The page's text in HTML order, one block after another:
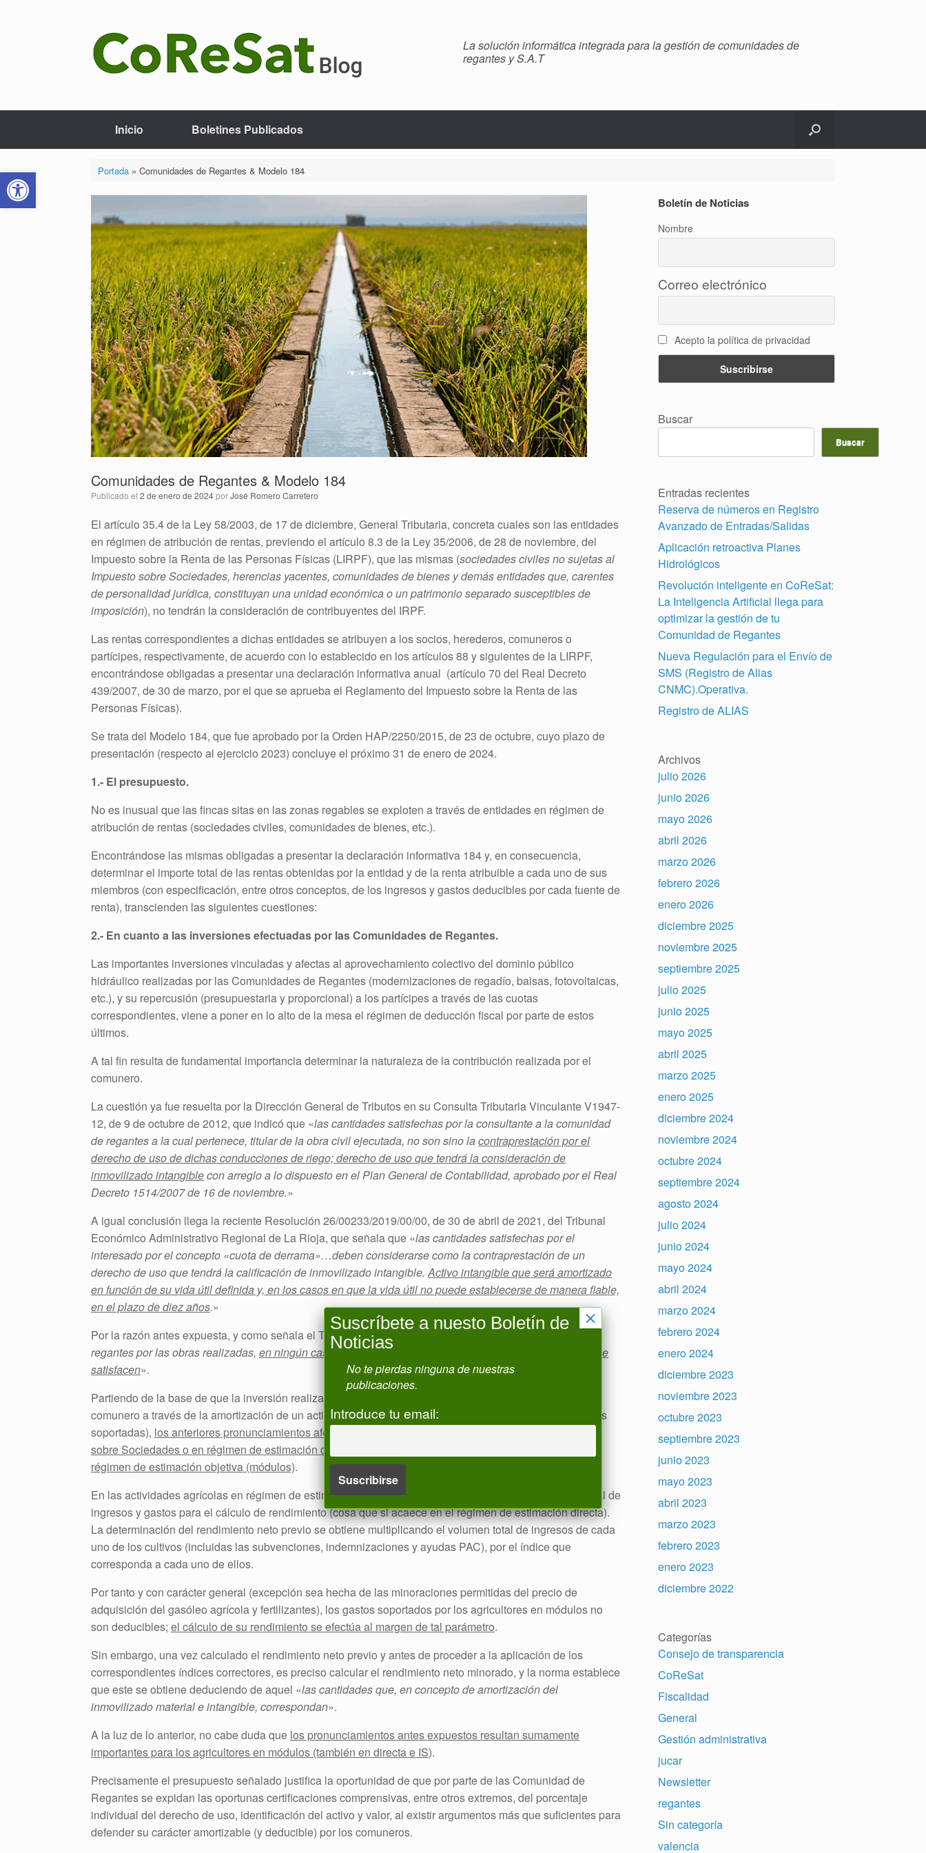
Abrir barra de herramientas
La solución informática integrada para la gestión de comunidades de
regantes y S.A.T
Inicio Boletines Publicados
Portada» Comunidades de Regantes & Modelo 184
Comunidades de Regantes & Modelo 184
Publicado el 2 de enero de 2024porJosé Romero Carretero
El artículo 35.4 de la Ley 58/2003, de 17 de diciembre, General Tributaria, concreta cuales son las entidades
en régimen de atribución de rentas, previendo el artículo 8.3 de la Ley 35/2006, de 28 de noviembre, del
Impuesto sobre la Renta de las Personas Físicas (LIRPF), que las mismas (sociedades civiles no sujetas al
Impuesto sobre Sociedades, herencias yacentes, comunidades de bienes y demás entidades que, carentes
de personalidad jurídica, constituyan una unidad económica o un patrimonio separado susceptibles de
imposición), no tendrán la consideración de contribuyentes del IRPF.
Las rentas correspondientes a dichas entidades se atribuyen a los socios, herederos, comuneros o
partícipes, respectivamente, de acuerdo con lo establecido en los artículos 88 y siguientes de la LIRPF,
encontrándose obligadas a presentar una declaración informativa anual (artículo 70 del Real Decreto
439/2007, de 30 de marzo, por el que se aprueba el Reglamento del Impuesto sobre la Renta de las
Personas Físicas).
Se trata del Modelo 184, que fue aprobado por la Orden HAP/2250/2015, de 23 de octubre, cuyo plazo de
presentación (respecto al ejercicio 2023) concluye el próximo 31 de enero de 2024.
1.- El presupuesto.
No es inusual que las fincas sitas en las zonas regables se exploten a través de entidades en régimen de
atribución de rentas (sociedades civiles, comunidades de bienes, etc.).
Encontrándose las mismas obligadas a presentar la declaración informativa 184 y, en consecuencia,
determinar el importe total de las rentas obtenidas por la entidad y de la renta atribuible a cada uno de sus
miembros (con especificación, entre otros conceptos, de los ingresos y gastos deducibles por cada fuente de
renta), transcienden las siguientes cuestiones:
2.- En cuanto a las inversiones efectuadas por las Comunidades de Regantes.
Las importantes inversiones vinculadas y afectas al aprovechamiento colectivo del dominio público
hidráulico realizadas por las Comunidades de Regantes (modernizaciones de regadío, balsas, fotovoltaicas,
etc.), y su repercusión (presupuestaria y proporcional) a los partícipes a través de las cuotas
correspondientes, viene a poner en lo alto de la mesa el régimen de deducción fiscal por parte de estos
últimos.
A tal fin resulta de fundamental importancia determinar la naturaleza de la contribución realizada por el
comunero.
La cuestión ya fue resuelta por la Dirección General de Tributos en su Consulta Tributaria Vinculante V1947-
12, de 9 de octubre de 2012, que indicó que «las cantidades satisfechas por la consultante a la comunidad
de regantes a la cual pertenece, titular de la obra civil ejecutada, no son sino lacontraprestación por el
derecho de uso de dichas conducciones de riego; derecho de uso que tendrá la consideración de
inmovilizado intangiblecon arreglo a lo dispuesto en el Plan General de Contabilidad, aprobado por el Real
Decreto 1514/2007 de 16 de noviembre.»
A igual conclusión llega la reciente Resolución 26/00233/2019/00/00, de 30 de abril de 2021, del Tribunal
Económico Administrativo Regional de La Rioja, que señala que «las cantidades satisfechas por el
interesado por el concepto «cuota de derrama»…deben considerarse como la contraprestación de un
derecho de uso que tendrá la calificación de inmovilizado intangible.Activo intangible que será amortizado
en función de su vida útil definida y, en los casos en que la vida útil no puede establecerse de manera fiable,
en el plazo de diez años.»
Por la razón antes expuesta, y como señala el TEAR, « las derramas satisfechas a la Comunidad de
regantes por las obras realizadas, en ningún caso serán deducibles como un gasto del ejercicio en que se
satisfacen».
Partiendo de la base de que la inversión realizada por la Comunidad es deducible fiscalmente por el
comunero a través de la amortización de un activo inmaterial (que no vía deducción de las cuotas anuales
soportadas), los anteriores pronunciamientos afectan no solo a los agricultores que tributen en Impuesto
sobre Sociedades o en régimen de estimación directa en IRPF, sino también a aquellos sometidos al
régimen de estimación objetiva (módulos).
En las actividades agrícolas en régimen de estimación objetiva de IRPF no se tiene en cuenta el flujo real de
ingresos y gastos para el cálculo de rendimiento (cosa que si acaece en el régimen de estimación directa).
La determinación del rendimiento neto previo se obtiene multiplicando el volumen total de ingresos de cada
uno de los cultivos (incluidas las subvenciones, indemnizaciones y ayudas PAC), por el índice que
corresponda a cada uno de ellos.
Por tanto y con carácter general (excepción sea hecha de las minoraciones permitidas del precio de
adquisición del gasóleo agrícola y fertilizantes), los gastos soportados por los agricultores en módulos no
son deducibles; el cálculo de su rendimiento se efectúa al margen de tal parámetro.
Sin embargo, una vez calculado el rendimiento neto previo y antes de proceder a la aplicación de los
correspondientes índices correctores, es preciso calcular el rendimiento neto minorado, y la norma establece
que este se obtiene deduciendo de aquel «las cantidades que, en concepto de amortización del
inmovilizado material e intangible, correspondan».
A la luz de lo anterior, no cabe duda que los pronunciamientos antes expuestos resultan sumamente
importantes para los agricultores en módulos (también en directa e IS).
Precisamente el presupuesto señalado justifica la oportunidad de que por parte de las Comunidad de
Regantes se expidan las oportunas certificaciones comprensivas, entre otros extremos, del porcentaje
individual del derecho de uso, identificación del activo y valor, al existir argumentos más que suficientes para
defender su carácter amortizable (y deducible) por los comuneros.
Boletín de Noticias
Nombre
Correo electrónico
Acepto la política de privacidad
Buscar
Buscar
Entradas recientes
Reserva de números en Registro
Avanzado de Entradas/Salidas
Aplicación retroactiva Planes
Hidrológicos
Revolución inteligente en CoReSat:
La Inteligencia Artificial llega para
optimizar la gestión de tu
Comunidad de Regantes
Nueva Regulación para el Envío de
SMS (Registro de Alias
CNMC).Operativa.
Registro de ALIAS
Archivos
julio 2026
junio 2026
mayo 2026
abril 2026
marzo 2026
febrero 2026
enero 2026
diciembre 2025
noviembre 2025
septiembre 2025
julio 2025
junio 2025
mayo 2025
abril 2025
marzo 2025
enero 2025
diciembre 2024
noviembre 2024
octubre 2024
septiembre 2024
agosto 2024
julio 2024
junio 2024
mayo 2024
abril 2024
marzo 2024
febrero 2024
enero 2024
diciembre 2023
noviembre 2023
octubre 2023
septiembre 2023
junio 2023
mayo 2023
abril 2023
marzo 2023
febrero 2023
enero 2023
diciembre 2022
Categorías
Consejo de transparencia
CoReSat
Fiscalidad
General
Gestión administrativa
jucar
Newsletter
regantes
Sin categoría
valencia
Suscríbete a nuesto Boletín de
Noticias
No te pierdas ninguna de nuestras
publicaciones.
Introduce tu email:
×